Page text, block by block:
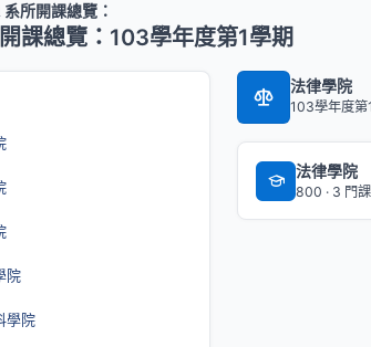
系所開課總覽：
課總覽：103學年度第1學期
院
學院
法律學院
103學年度第
法律學院
800 · 3 門